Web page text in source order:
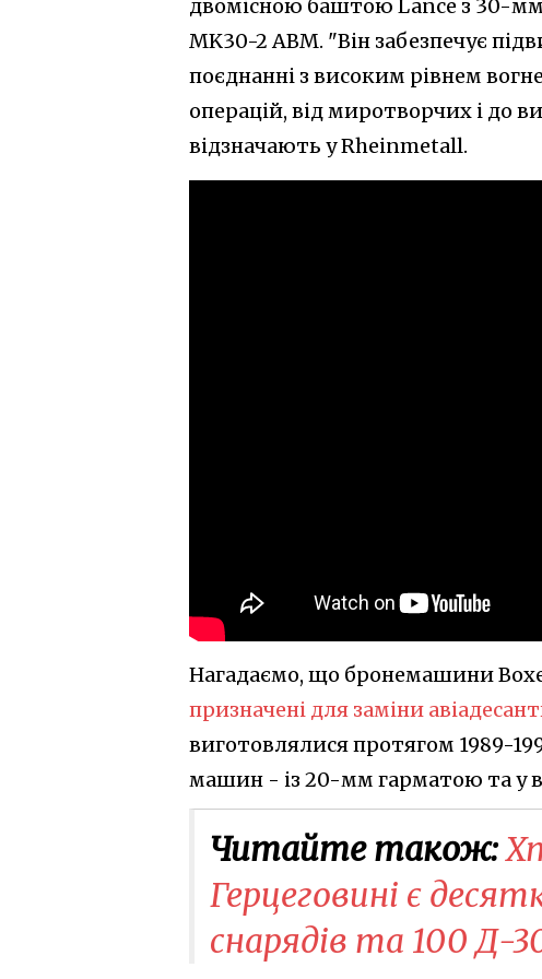
двомісною баштою Lance з 30-
MK30-2 ABM. "Він забезпечує
поєднанні з високим рівнем
операцій, від миротворчих і до
відзначають у Rheinmetall.
Нагадаємо, що бронемашини
призначені для заміни
виготовлялися протягом 1989-
машин - із 20-мм гарматою та у
Читайте також:
Герцеговині є
снарядів та 100 Д-